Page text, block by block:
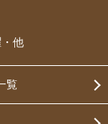
他
覧